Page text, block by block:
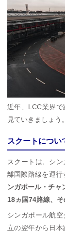
近年、LCC業界
見ていきましょう。
スクートについ
スクートは、シ
離国際路線を運行
ンガポール・チャ
18ヵ国74路線、そ
シンガポール航
立の翌年から日